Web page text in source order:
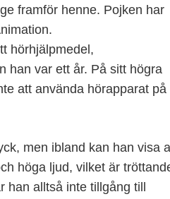
hörhjälpmedel,
han var ett år. På sitt högra
att använda hörapparat på
men ibland kan han visa
höga ljud, vilket är
alltså inte tillgång till